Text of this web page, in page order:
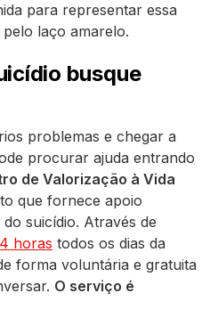
para representar essa
laço amarelo.
busque
problemas e chegar a
procurar ajuda entrando
de Valorização à Vida
que fornece apoio
suicídio. Através de
horas todos os dias da
forma voluntária e gratuita
O serviço é